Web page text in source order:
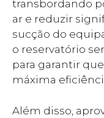
transbordando
ar e reduzir
sucção do
o reservatório
para garantir
máxima
Além disso,